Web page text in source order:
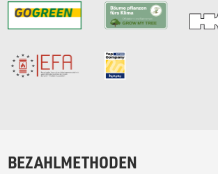
BEZAHLMETHODEN